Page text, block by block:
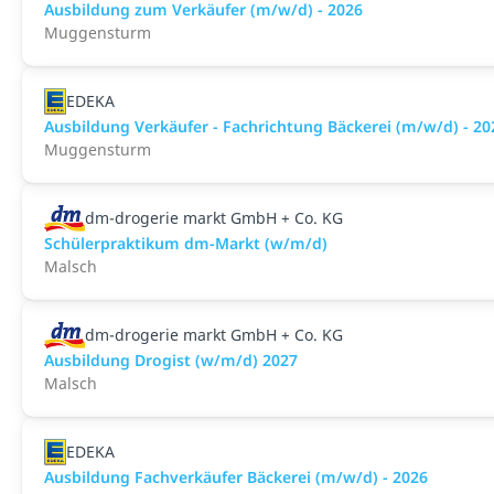
Ausbildung zum Verkäufer (m/w/d) - 2026
Muggensturm
EDEKA
Ausbildung Verkäufer - Fachrichtung Bäckerei (m/w/d) -
Muggensturm
dm-drogerie markt GmbH + Co. KG
Schülerpraktikum dm-Markt (w/m/d)
Malsch
dm-drogerie markt GmbH + Co. KG
Ausbildung Drogist (w/m/d) 2027
Malsch
EDEKA
Ausbildung Fachverkäufer Bäckerei (m/w/d) - 2026